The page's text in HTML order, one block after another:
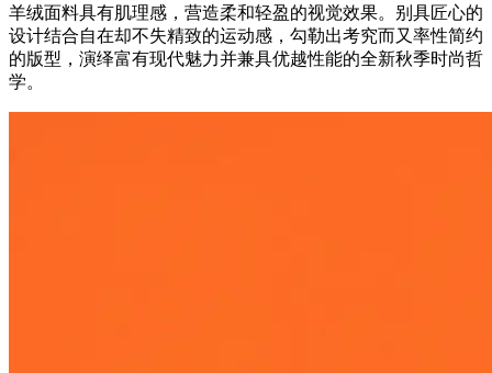
羊绒面料具有肌理感，营造柔和轻盈的视觉效果。别具匠心的
设计结合自在却不失精致的运动感，勾勒出考究而又率性简约
的版型，演绎富有现代魅力并兼具优越性能的全新秋季时尚哲
学。